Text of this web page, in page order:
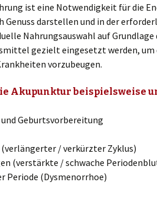
ist eine Notwendigkeit für die
Genuss darstellen und in der
Nahrungsauswahl auf
gezielt eingesetzt werden, um
vorzubeugen.
Akupunktur beispielsweise
Geburtsvorbereitung
/ verkürzter Zyklus)
(verstärkte / schwache
Periode (Dysmenorrhoe)